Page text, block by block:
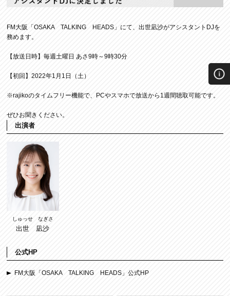
FM大阪「OSAKA TALKING HEADS」にて、出世凪沙がアシスタントDJを
務めます。
【放送日時】毎週土曜日 あさ9時～9時30分
【初回】2022年1月1日（土）
※rajikoのタイムフリー機能で、PCやスマホで放送から1週間聴取可能です。
ぜひお聞きください。
出演者
しゅっせ なぎさ
出世 凪沙
公式HP
FM大阪「OSAKA TALKING HEADS」公式HP